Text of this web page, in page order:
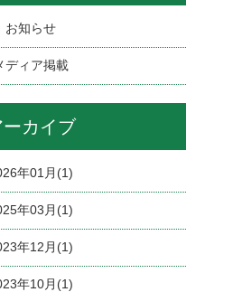
お知らせ
ディア掲載
ーカイブ
年01月(1)
年03月(1)
年12月(1)
年10月(1)